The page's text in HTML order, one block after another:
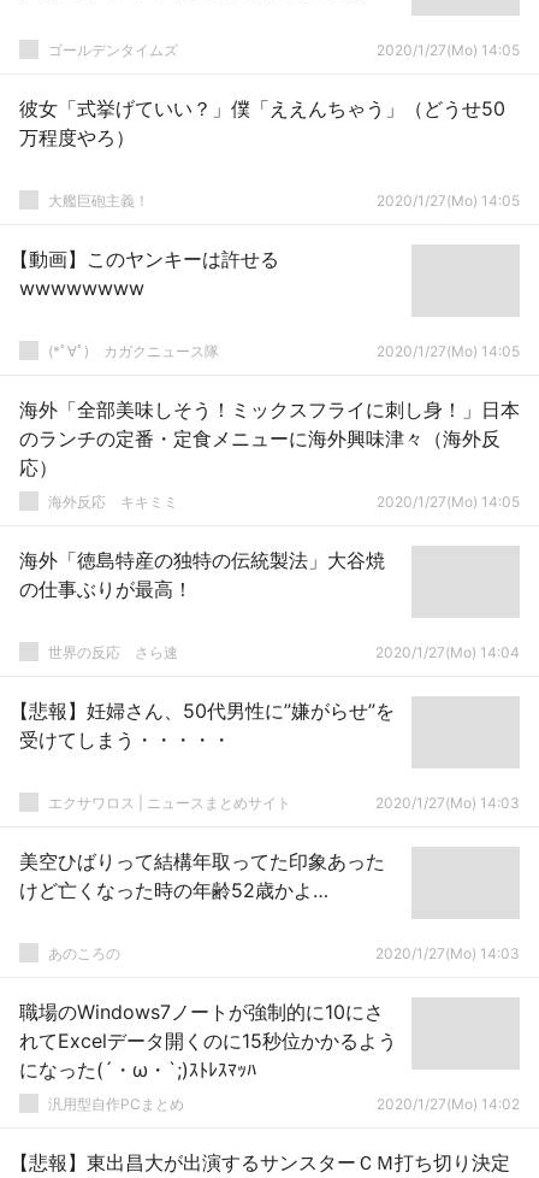
ゴールデンタイムズ 2020/1/27(Mo) 14:05
彼女「式挙げていい？」僕「ええんちゃう」（どうせ50
万程度やろ）
大艦巨砲主義！ 2020/1/27(Mo) 14:05
【動画】このヤンキーは許せる
wwwwwwww
(*ﾟ∀ﾟ)ゞカガクニュース隊 2020/1/27(Mo) 14:05
海外「全部美味しそう！ミックスフライに刺し身！」日本
のランチの定番・定食メニューに海外興味津々（海外反
応）
­海外反応 キキミミ 2020/1/27(Mo) 14:05
海外「徳島特産の独特の伝統製法」大谷焼
の仕事ぶりが最高！
世界の反応 さら速 2020/1/27(Mo) 14:04
【悲報】妊婦さん、50代男性に”嫌がらせ”を
受けてしまう・・・・・
エクサワロス | ニュースまとめサイト 2020/1/27(Mo) 14:03
美空ひばりって結構年取ってた印象あった
けど亡くなった時の年齢52歳かよ…
あのころの 2020/1/27(Mo) 14:03
職場のWindows7ノートが強制的に10にさ
れてExcelデータ開くのに15秒位かかるよう
になった(´・ω・`;)ｽﾄﾚｽﾏｯﾊ
汎用型自作PCまとめ 2020/1/27(Mo) 14:02
【悲報】東出昌大が出演するサンスターＣＭ打ち切り決定